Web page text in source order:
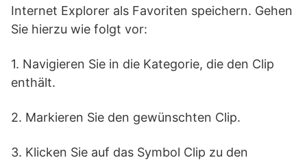
Internet Explorer als Favoriten speichern. Gehen
Sie hierzu wie folgt vor:
1. Navigieren Sie in die Kategorie, die den Clip
enthält.
2. Markieren Sie den gewünschten Clip.
3. Klicken Sie auf das Symbol Clip zu den